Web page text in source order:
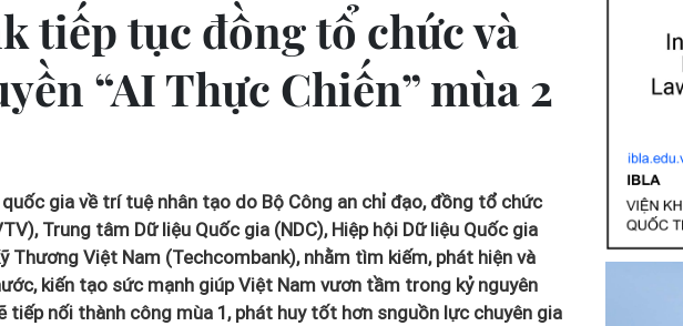
tiếp tục đồng tổ chức và
“AI Thực Chiến” mùa 2
quốc gia về trí tuệ nhân tạo do Bộ Công an chỉ đạo, đồng tổ chức
Trung tâm Dữ liệu Quốc gia (NDC), Hiệp hội Dữ liệu Quốc gia
Thương Việt Nam (Techcombank), nhằm tìm kiếm, phát hiện và
kiến tạo sức mạnh giúp Việt Nam vươn tầm trong kỷ nguyên
tiếp nối thành công mùa 1, phát huy tốt hơn snguồn lực chuyên gia